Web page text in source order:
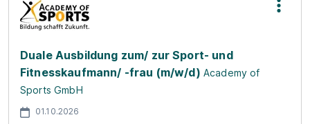
Duale Ausbildung zum/ zur Sport- und
Fitnesskaufmann/ -frau (m/w/d) Academy of
Sports GmbH
01.10.2026